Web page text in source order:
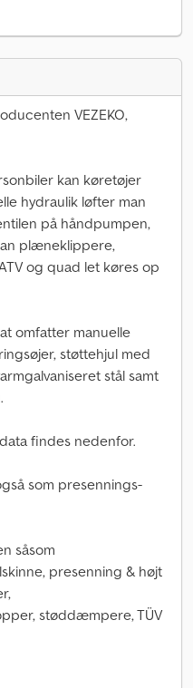
VEZEKO,
kan køretøjer
hydraulik løfter man
på håndpumpen,
plæneklippere,
og quad let køres op
omfatter manuelle
støttehjul med
stål samt
findes nedenfor.
som presennings-
såsom
presenning & højt
støddæmpere, TÜV